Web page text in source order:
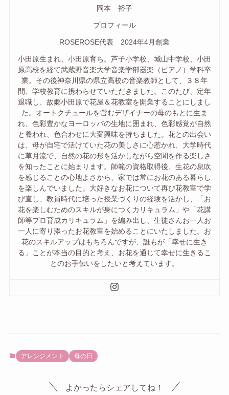
岡本 裕子
プロフィール
ROSEROSE代表 2024年4月創業
小田原生まれ、小田原育ち。芦子小学校、城山中学校、小田
原高校を経て武蔵野音楽大学音楽学部器楽（ピアノ）学科卒
業。その後神奈川県の県立高校の音楽教師として、３８年
間、学校教育に携わらせていただきました。このたび、定年
退職し、故郷小田原で花屋＆花教室を開業することにしまし
た。オートクチュールを営むデザイナーの母のもとに生ま
れ、色彩豊かなヨーロッパの生地に囲まれ、色彩感覚が自然
と養われ、色合わせに大変興味を持ちました。花との出会い
は、母が自宅で活けていた花の美しさに心惹かれ、大学時代
に草月流で、自然の花の形を活かしながら空間を作る楽しさ
を知ったことに始まります。師範の資格取得後、生花の息吹
を感じることの心地よさから、家では常にお花のある暮らし
を楽しんでいました。大好きなお花について再び花教室で学
び直し、教員時代に培った授業づくりの経験を活かし、「お
花を楽しむためのスキルが身につくカリキュラム」や「花講
師等プロ育成カリキュラム」を編み出し、生徒さんお一人お
一人に寄り添ったお花教室を始めることにいたしました。お
花のスキルアップはもちろんですが、誰もが「幸せに生き
る」ことが本当の目的と考え、お花を通じて幸せに生きるこ
とのお手伝いをしたいと考えています。
アレンジメント 母の日
よかったらシェアしてね！